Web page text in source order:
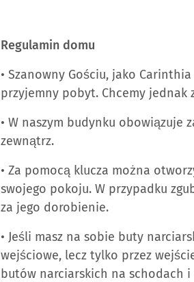
Regulamin domu
• Szanowny Gościu, jako
przyjemny pobyt. Chcemy jednak
• W naszym budynku obowiązuje
zewnątrz.
• Za pomocą klucza można
swojego pokoju. W przypadku
za jego dorobienie.
• Jeśli masz na sobie buty
wejściowe, lecz tylko przez
butów narciarskich na schodach i